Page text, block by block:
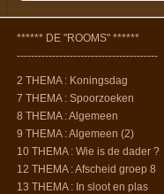
****** DE "ROOMS" ******
----------------------------------------
2 THEMA : Koningsdag
7 THEMA : Spoorzoeken
8 THEMA : Algemeen
9 THEMA : Algemeen (2)
10 THEMA : Wie is de dader ?
12 THEMA : Afscheid groep 8
13 THEMA : In sloot en plas